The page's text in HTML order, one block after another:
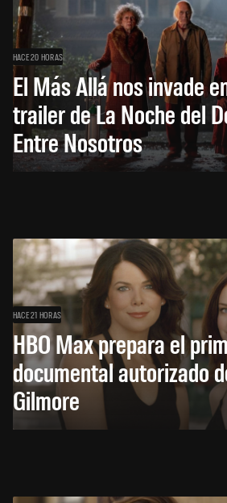
HACE 20 HORAS
El Más Allá nos invade
trailer de La Noche del
Entre Nosotros
HACE 21 HORAS
HBO Max prepara el
documental autorizado
Gilmore